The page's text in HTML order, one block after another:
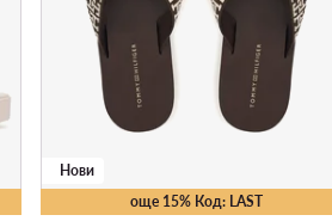
още 15% Код: LAST
Нови